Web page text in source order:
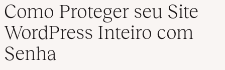
Como Proteger seu Site
WordPress Inteiro com
Senha